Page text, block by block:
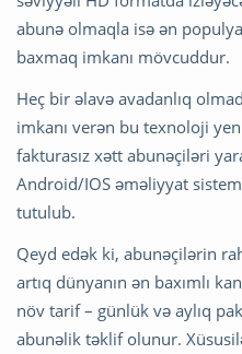
abunə olmaqla isə ən
baxmaq imkanı mövcuddur.
Heç bir əlavə avadanlıq
imkanı verən bu texnoloji
fakturasız xətt abunəçiləri
Android/IOS əməliyyat
tutulub.
Qeyd edək ki, abunəçilərin
artıq dünyanın ən baxımlı
növ tarif – günlük və aylıq
abunəlik təklif olunur.